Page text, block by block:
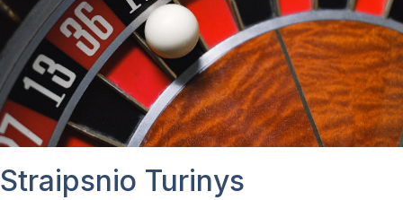
Straipsnio Turinys